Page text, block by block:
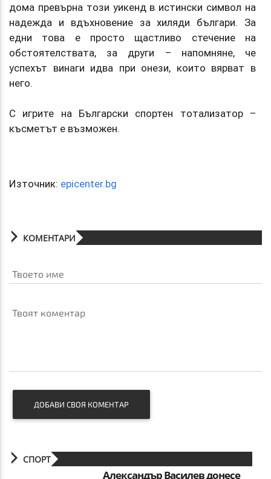
дома превърна този уикенд в истински символ на
надежда и вдъхновение за хиляди българи. За
едни това е просто щастливо стечение на
обстоятелствата, за други – напомняне, че
успехът винаги идва при онези, които вярват в
него.
С игрите на Български спортен тотализатор –
късметът е възможен.
Източник: epicenter.bg
КОМЕНТАРИ
Твоето име
Твоят коментар
ДОБАВИ СВОЯ КОМЕНТАР
СПОРТ
Александър Василев донесе